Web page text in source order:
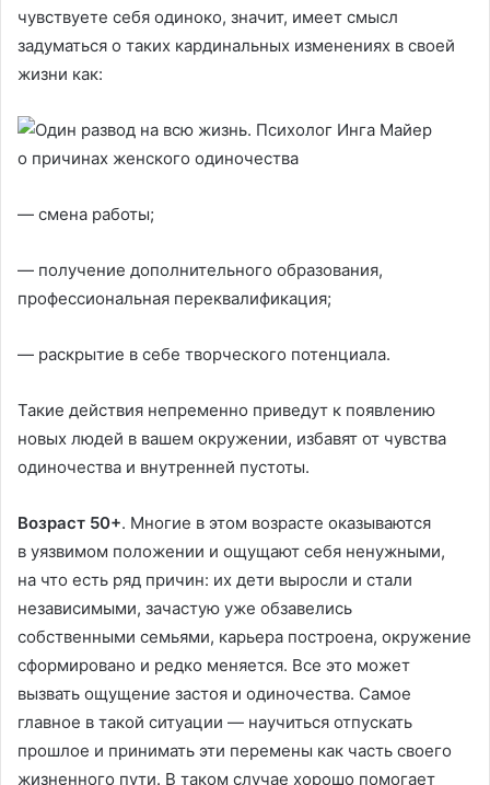
чувствуете себя одиноко, значит, имеет смысл
задуматься о таких кардинальных изменениях в своей
жизни как:
— смена работы;
— получение дополнительного образования,
профессиональная переквалификация;
— раскрытие в себе творческого потенциала.
Такие действия непременно приведут к появлению
новых людей в вашем окружении, избавят от чувства
одиночества и внутренней пустоты.
Возраст 50+. Многие в этом возрасте оказываются
в уязвимом положении и ощущают себя ненужными,
на что есть ряд причин: их дети выросли и стали
независимыми, зачастую уже обзавелись
собственными семьями, карьера построена, окружение
сформировано и редко меняется. Все это может
вызвать ощущение застоя и одиночества. Самое
главное в такой ситуации — научиться отпускать
прошлое и принимать эти перемены как часть своего
жизненного пути. В таком случае хорошо помогает